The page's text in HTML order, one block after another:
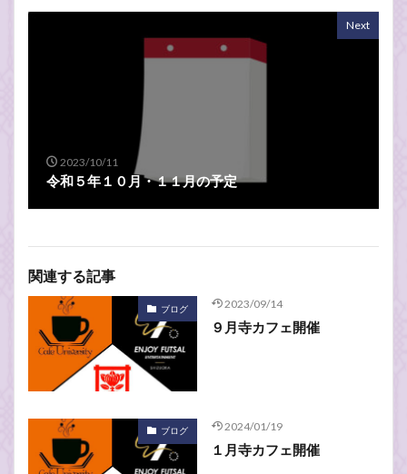
Next
2023/10/11
令和５年１０月・１１月の予定
関連する記事
ブログ 2023/09/14
９月寺カフェ開催
ブログ 2024/01/19
１月寺カフェ開催